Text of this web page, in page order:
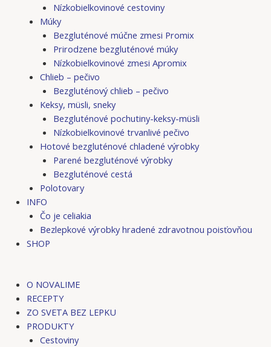
Nízkobielkovinové cestoviny
Múky
Bezgluténové múčne zmesi Promix
Prirodzene bezgluténové múky
Nízkobielkovinové zmesi Apromix
Chlieb – pečivo
Bezgluténový chlieb – pečivo
Keksy, müsli, sneky
Bezgluténové pochutiny-keksy-müsli
Nízkobielkovinové trvanlivé pečivo
Hotové bezgluténové chladené výrobky
Parené bezgluténové výrobky
Bezgluténové cestá
Polotovary
INFO
Čo je celiakia
Bezlepkové výrobky hradené zdravotnou poisťovňou
SHOP
O NOVALIME
RECEPTY
ZO SVETA BEZ LEPKU
PRODUKTY
Cestoviny